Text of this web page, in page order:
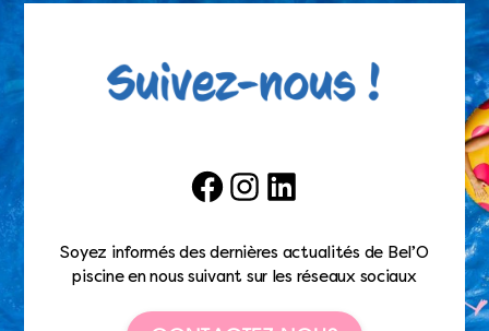
FacebookInstagramLinkedIn
Soyez informés des dernières actualités de Bel’O
piscine en nous suivant sur les réseaux sociaux